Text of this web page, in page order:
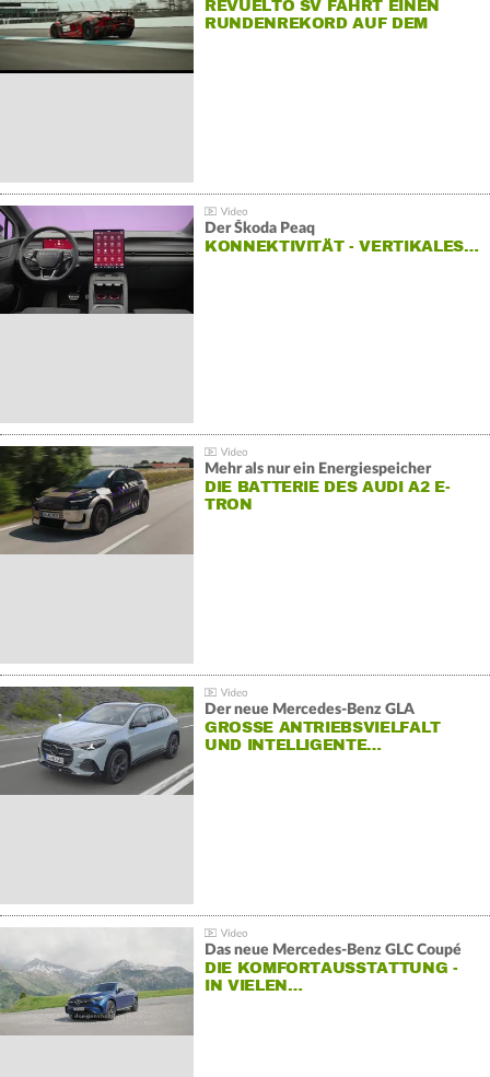
REVUELTO SV FÄHRT EINEN
RUNDENREKORD AUF DEM
Der Škoda Peaq
KONNEKTIVITÄT - VERTIKALES…
Mehr als nur ein Energiespeicher
DIE BATTERIE DES AUDI A2 E-
TRON
Der neue Mercedes-Benz GLA
GROSSE ANTRIEBSVIELFALT U
ND INTELLIGENTE…
Das neue Mercedes-Benz GLC Coupé
DIE KOMFORTAUSSTATTUNG -
IN VIELEN…